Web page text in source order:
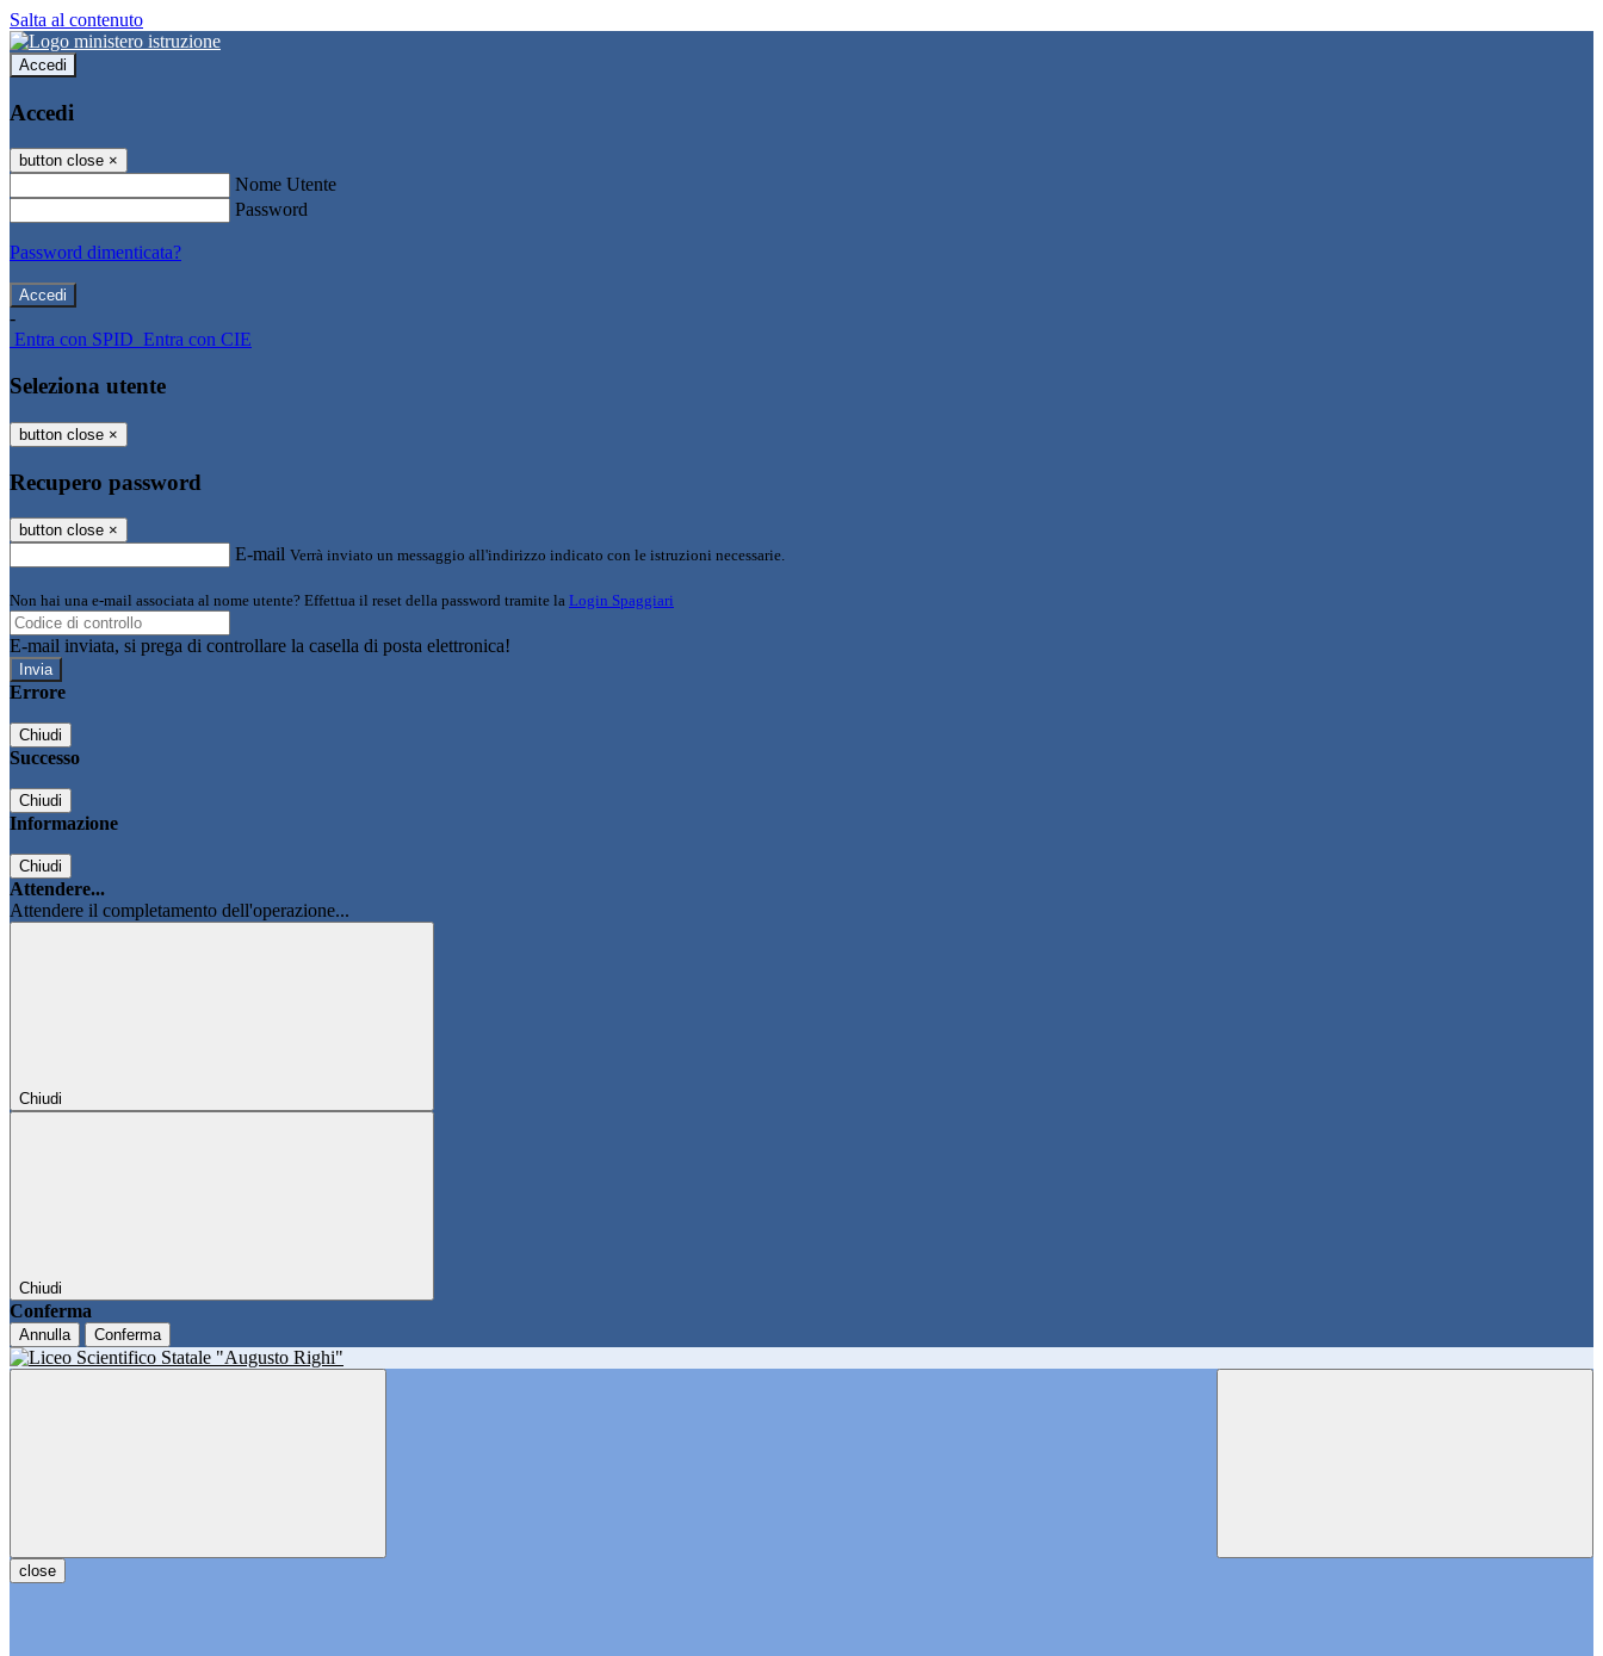
Salta al contenuto
Accedi
Accedi
button close ×
Nome Utente
Password
Password dimenticata?
-
Entra con SPID Entra con CIE
Seleziona utente
button close ×
Recupero password
button close ×
E-mail Verrà inviato un messaggio all'indirizzo indicato con le istruzioni necessarie.
Non hai una e-mail associata al nome utente? Effettua il reset della password tramite la Login Spaggiari
E-mail inviata, si prega di controllare la casella di posta elettronica!
Errore
Chiudi
Successo
Chiudi
Informazione
Chiudi
Attendere...
Attendere il completamento dell'operazione...
Chiudi
Chiudi
Conferma
Annulla Conferma
close